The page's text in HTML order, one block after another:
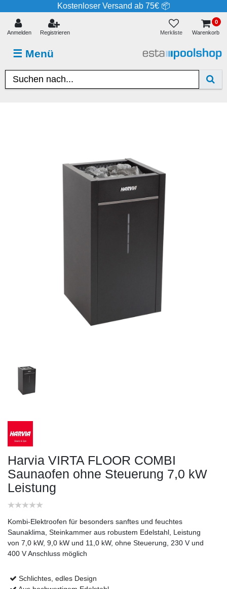
Kostenloser Versand ab 75€ 📦
☰ Menü
Anmelden Registrieren Merkliste
0
Warenkorb
Harvia VIRTA FLOOR COMBI
Saunaofen ohne Steuerung 7,0 kW
Leistung
Kombi-Elektroofen für besonders sanftes und feuchtes
Saunaklima, Steinkammer aus robustem Edelstahl, Leistung
von 7,0 kW, 9,0 kW und 11,0 kW, ohne Steuerung, 230 V und
400 V Anschluss möglich
Schlichtes, edles Design